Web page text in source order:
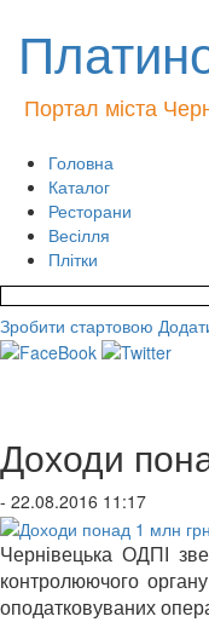
Портал міста
Головна
Каталог
Ресторани
Весілля
Плітки
Зробити стартовою
Доходи
- 22.08.2016 11:17
Чернівецька ОДПІ
контролюючого
оподатковуваних